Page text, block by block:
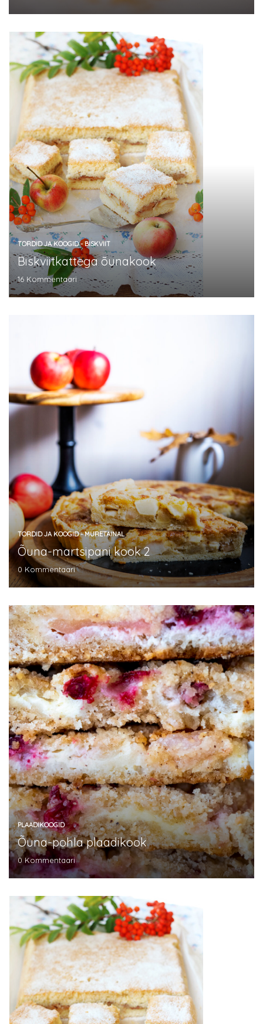
TORDID JA KOOGID - BISKVIIT
Biskviitkattega õunakook
16 Kommentaari
TORDID JA KOOGID - MURETAINAL
Õuna-martsipani kook 2
0 Kommentaari
PLAADIKOOGID
Õuna-pohla plaadikook
0 Kommentaari